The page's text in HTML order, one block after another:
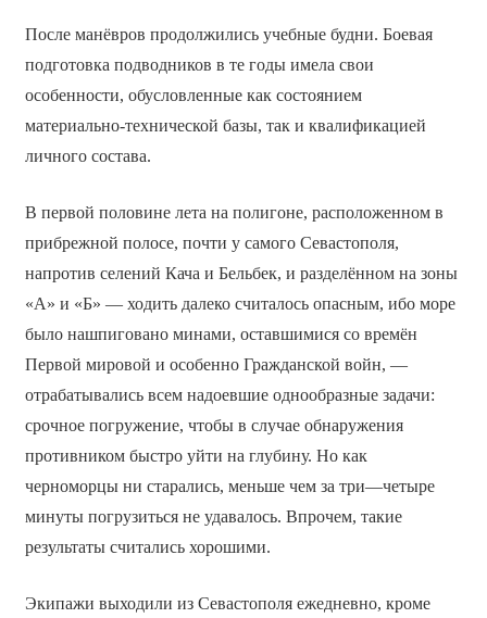
После манёвров продолжились учебные будни. Боевая
подготовка подводников в те годы имела свои
особенности, обусловленные как состоянием
материально-технической базы, так и квалификацией
личного состава.
В первой половине лета на полигоне, расположенном в
прибрежной полосе, почти у самого Севастополя,
напротив селений Кача и Бельбек, и разделённом на зоны
«А» и «Б» — ходить далеко считалось опасным, ибо море
было нашпиговано минами, оставшимися со времён
Первой мировой и особенно Гражданской войн, —
отрабатывались всем надоевшие однообразные задачи:
срочное погружение, чтобы в случае обнаружения
противником быстро уйти на глубину. Но как
черноморцы ни старались, меньше чем за три—четыре
минуты погрузиться не удавалось. Впрочем, такие
результаты считались хорошими.
Экипажи выходили из Севастополя ежедневно, кроме